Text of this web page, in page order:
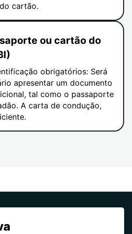
cartão.
ou cartão do
obrigatórios: Será
apresentar um documento
tal como o passaporte
A carta de condução,